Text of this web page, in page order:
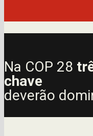
Na COP 28
chave
deverão